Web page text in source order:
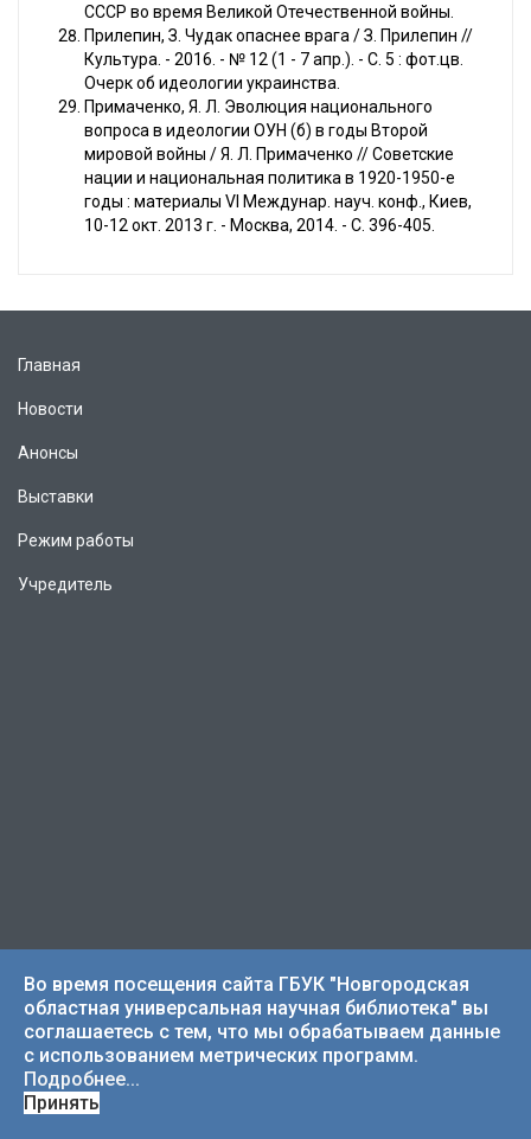
СССР во время Великой Отечественной войны.
Прилепин, З. Чудак опаснее врага / З. Прилепин //
Культура. - 2016. - № 12 (1 - 7 апр.). - С. 5 : фот.цв.
Очерк об идеологии украинства.
Примаченко, Я. Л. Эволюция национального
вопроса в идеологии ОУН (б) в годы Второй
мировой войны / Я. Л. Примаченко // Советские
нации и национальная политика в 1920-1950-е
годы : материалы VI Междунар. науч. конф., Киев,
10-12 окт. 2013 г. - Москва, 2014. - С. 396-405.
Главная
Новости
Анонсы
Выставки
Режим работы
Учредитель
Новгородика в электронном виде
Литературная карта
Как стать читателем
Во время посещения сайта ГБУК "Новгородская
областная универсальная научная библиотека" вы
соглашаетесь с тем, что мы обрабатываем данные
с использованием метрических программ.
Подробнее...
Принять